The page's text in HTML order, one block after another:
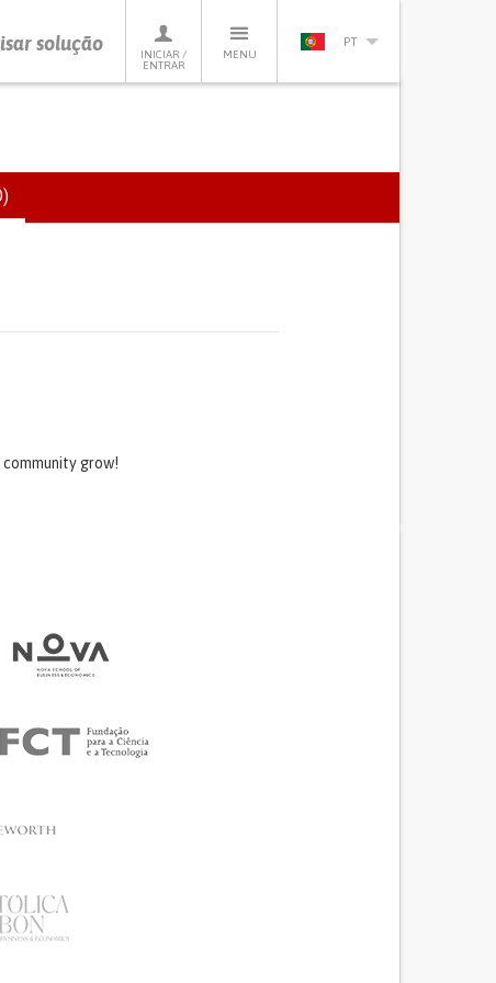
solução
INICIAR /
ENTRAR
MENU
PT
ATIVO)
grow!